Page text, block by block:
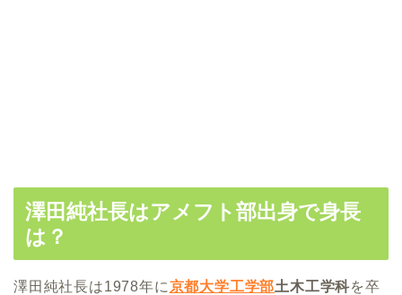
澤田純社長はアメフト部出身で身長
は？
澤田純社長は1978年に京都大学工学部土木工学科を卒